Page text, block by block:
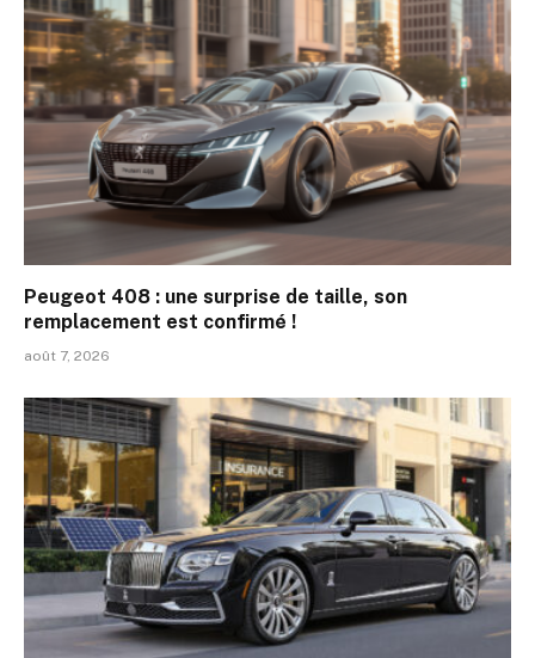
Peugeot 408 : une surprise de taille, son
remplacement est confirmé !
août 7, 2026